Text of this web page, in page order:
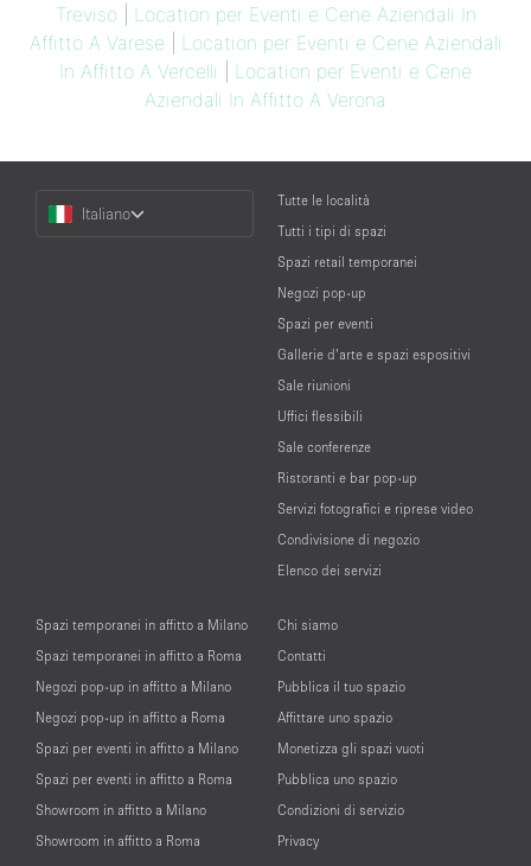
Treviso| Location per Eventi e Cene Aziendali In
Affitto A Varese
Location per Eventi e Cene Aziendali
In Affitto A Vercelli
Location per Eventi e Cene
Aziendali In Affitto A Verona
Language
Italiano
Tutte le località
Tutti i tipi di spazi
Spazi retail temporanei
Negozi pop-up
Spazi per eventi
Gallerie d’arte e spazi espositivi
Sale riunioni
Uffici flessibili
Sale conferenze
Ristoranti e bar pop-up
Servizi fotografici e riprese video
Condivisione di negozio
Elenco dei servizi
Spazi temporanei in affitto a Milano
Spazi temporanei in affitto a Roma
Negozi pop-up in affitto a Milano
Negozi pop-up in affitto a Roma
Spazi per eventi in affitto a Milano
Spazi per eventi in affitto a Roma
Showroom in affitto a Milano
Showroom in affitto a Roma
Chi siamo
Contatti
Pubblica il tuo spazio
Affittare uno spazio
Monetizza gli spazi vuoti
Pubblica uno spazio
Condizioni di servizio
Privacy